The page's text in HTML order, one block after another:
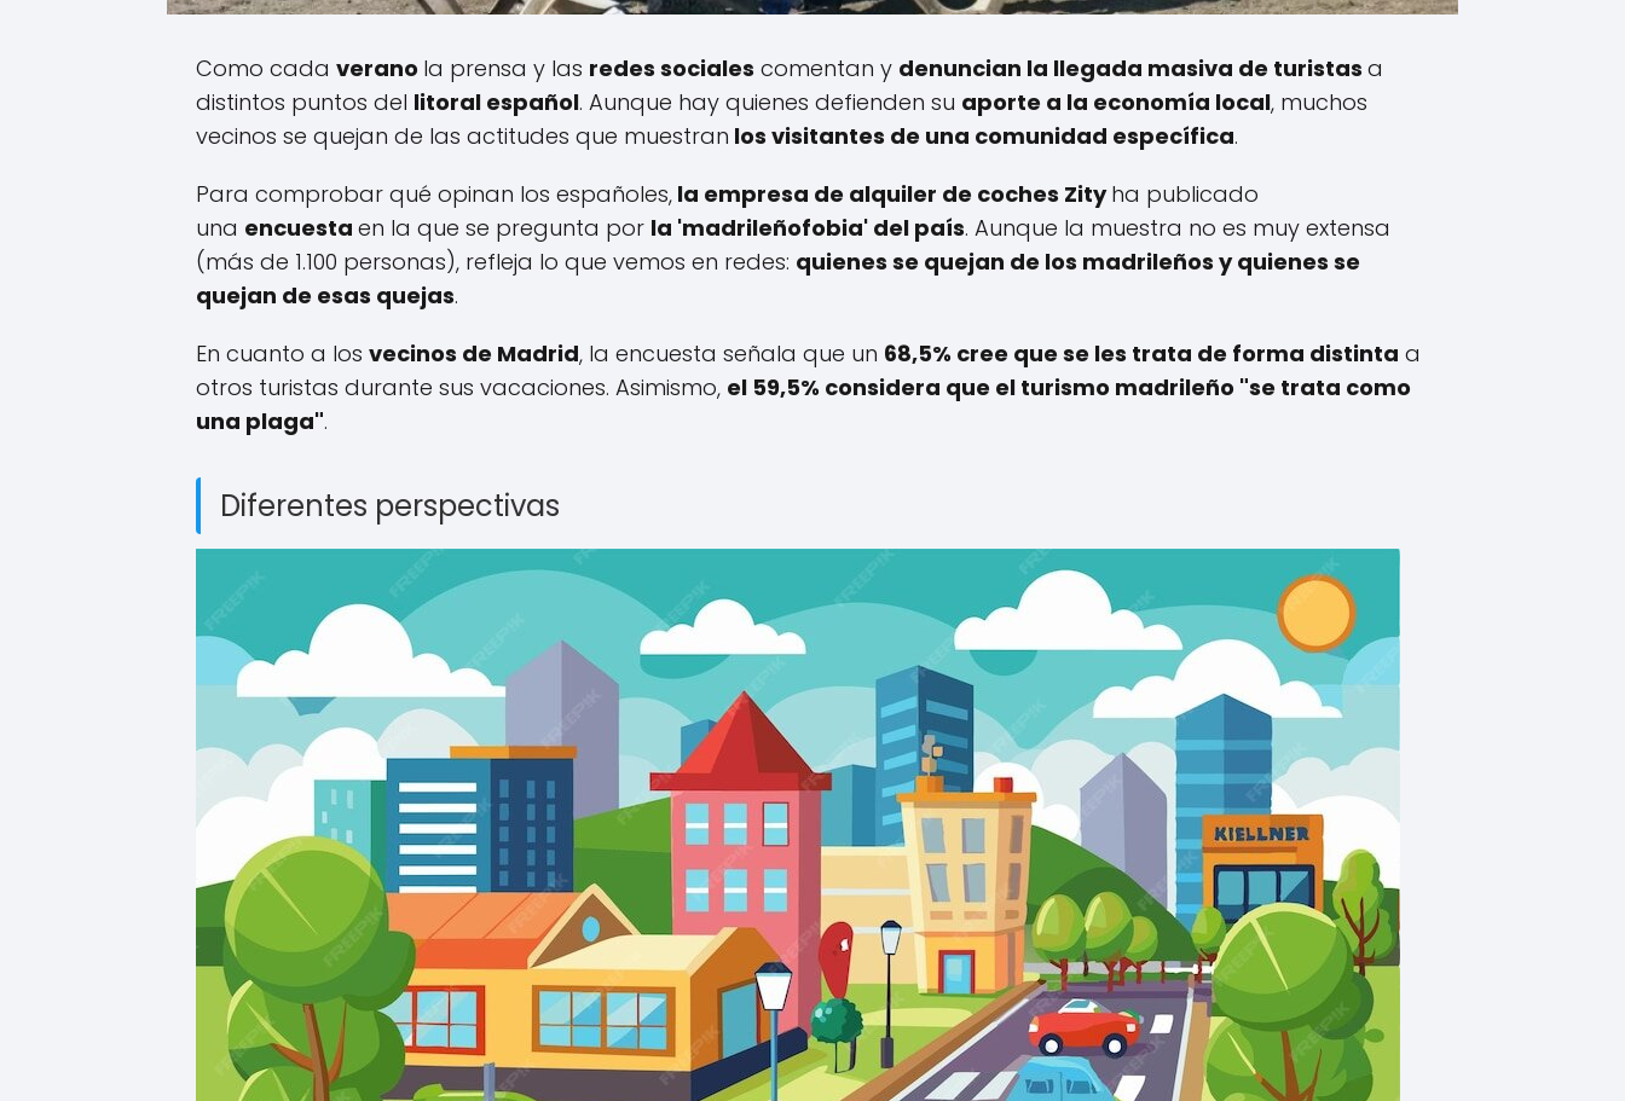
Como cada verano la prensa y las redes sociales comentan y denuncian la llegada masiva de turistas a
distintos puntos del litoral español. Aunque hay quienes defienden su aporte a la economía local, muchos
vecinos se quejan de las actitudes que muestran los visitantes de una comunidad específica.
Para comprobar qué opinan los españoles, la empresa de alquiler de coches Zity ha publicado
una encuesta en la que se pregunta por la 'madrileñofobia' del país. Aunque la muestra no es muy extensa
(más de 1.100 personas), refleja lo que vemos en redes: quienes se quejan de los madrileños y quienes se
quejan de esas quejas.
En cuanto a los vecinos de Madrid, la encuesta señala que un 68,5% cree que se les trata de forma distinta a
otros turistas durante sus vacaciones. Asimismo, el 59,5% considera que el turismo madrileño "se trata como
una plaga".
Diferentes perspectivas